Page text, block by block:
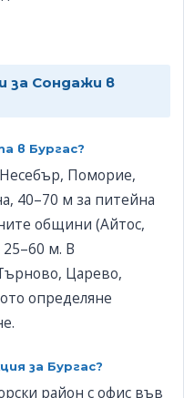
за Сондажи в
в Бургас?
Несебър, Поморие,
40–70 м за питейна
общини (Айтос,
м. В
Царево,
определяне
за Бургас?
район с офис във